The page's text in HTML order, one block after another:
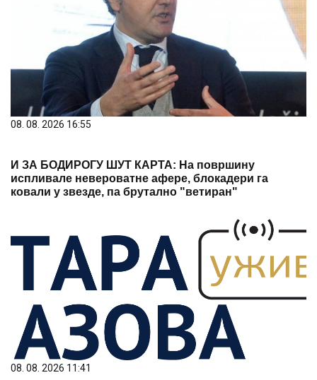
08. 08. 2026 16:55
И ЗА БОДИРОГУ ШУТ КАРТА: На површину
испливале невероватне афере, блокадери га
ковали у звезде, па брутално "ветиран"
08. 08. 2026 11:41